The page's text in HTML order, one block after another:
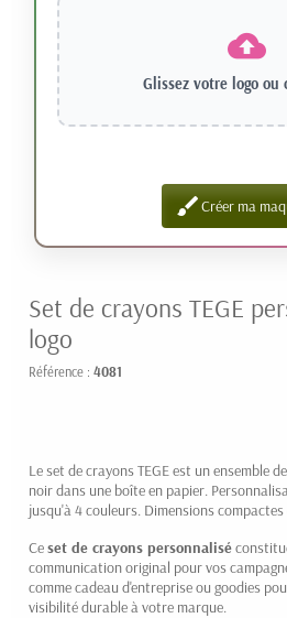
Glissez votre logo ou
brushCréer ma
Set de crayons TEGE
logo
Référence : 4081
Le set de crayons TEGE est un ensemble
noir dans une boîte en papier.
jusqu'à 4 couleurs. Dimensions compactes
Ceset de crayons personnalisé
communication original pour vos
comme cadeau d'entreprise ou goodies
visibilité durable à votre marque.